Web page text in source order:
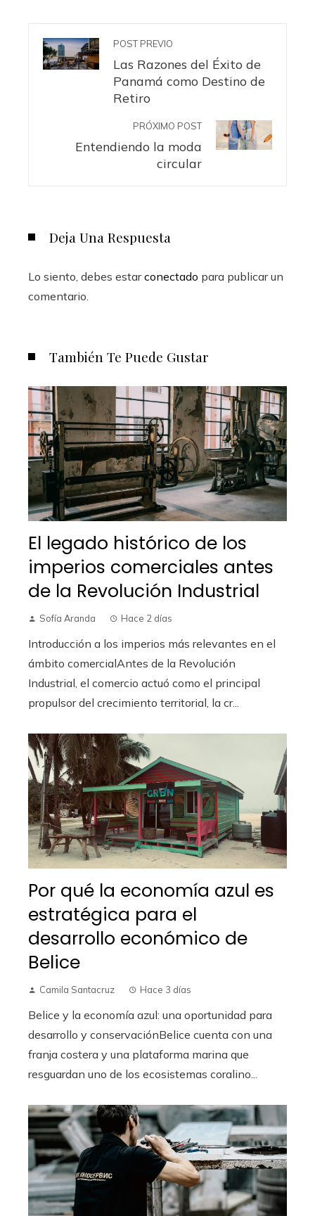
POST PREVIO
Las Razones del Éxito de
Panamá como Destino de
Retiro
PRÓXIMO POST
Entendiendo la moda
circular
Deja Una Respuesta
Lo siento, debes estarconectado para publicar un
comentario.
También Te Puede Gustar
El legado histórico de los
imperios comerciales antes
de la Revolución Industrial
Sofía Aranda Hace 2 días
Introducción a los imperios más relevantes en el
ámbito comercialAntes de la Revolución
Industrial, el comercio actuó como el principal
propulsor del crecimiento territorial, la cr...
Por qué la economía azul es
estratégica para el
desarrollo económico de
Belice
Camila Santacruz Hace 3 días
Belice y la economía azul: una oportunidad para
desarrollo y conservaciónBelice cuenta con una
franja costera y una plataforma marina que
resguardan uno de los ecosistemas coralino...